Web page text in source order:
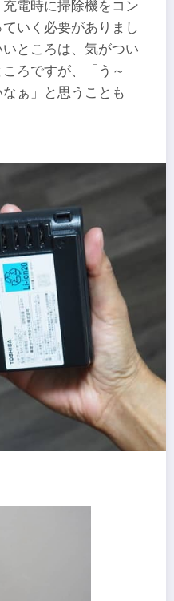
電時に掃除機をコン
いく必要がありまし
ところは、気がつい
ろですが、「う～
ぁ」と思うことも